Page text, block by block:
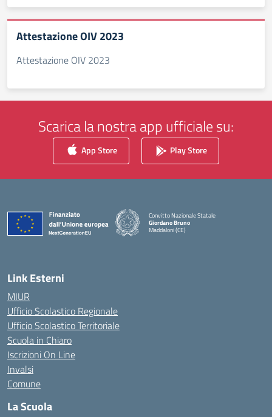
Attestazione OIV 2023
Attestazione OIV 2023
Scarica la nostra app ufficiale su:
App Store Play Store
Convitto Nazionale Statale
Giordano Bruno
Maddaloni (CE)
Link Esterni
MIUR
Ufficio Scolastico Regionale
Ufficio Scolastico Territoriale
Scuola in Chiaro
Iscrizioni On Line
Invalsi
Comune
La Scuola